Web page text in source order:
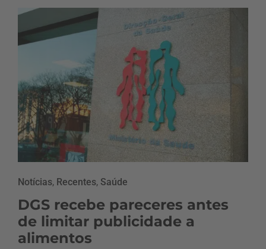
Notícias, Recentes, Saúde
DGS recebe pareceres antes
de limitar publicidade a
alimentos